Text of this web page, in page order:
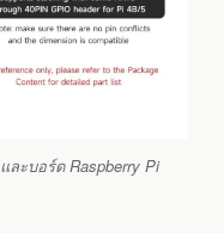
และบอร์ด Raspberry Pi